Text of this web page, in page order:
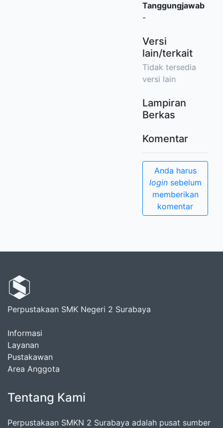
Tanggungjawab
-
Versi
lain/terkait
Tidak tersedia
versi lain
Lampiran
Berkas
Komentar
Anda harus
loginsebelum
memberikan
komentar
Perpustakaan SMK Negeri 2 Surabaya
Informasi
Layanan
Pustakawan
Area Anggota
Tentang Kami
Perpustakaan SMKN 2 Surabaya adalah pusat sumber